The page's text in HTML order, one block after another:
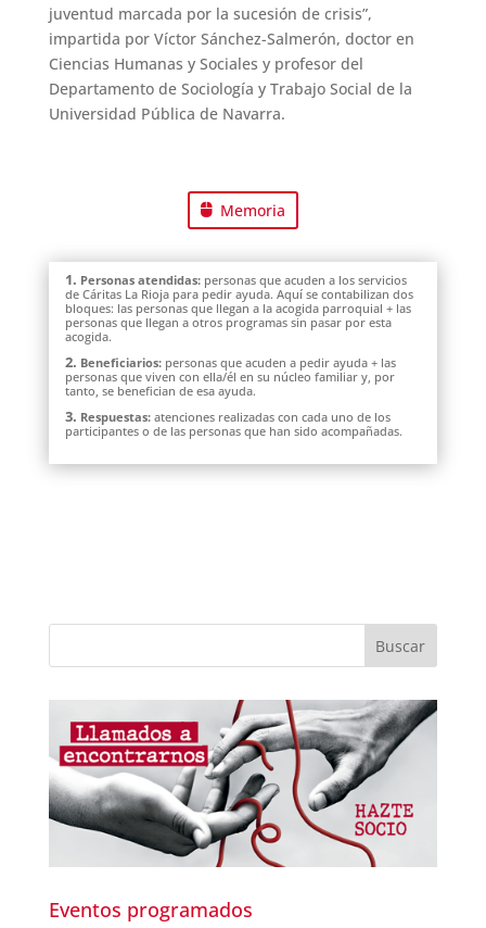
juventud marcada por la sucesión de crisis”,
impartida por Víctor Sánchez-Salmerón, doctor en
Ciencias Humanas y Sociales y profesor del
Departamento de Sociología y Trabajo Social de la
Universidad Pública de Navarra.
Memoria
1. Personas atendidas: personas que acuden a los servicios
de Cáritas La Rioja para pedir ayuda. Aquí se contabilizan dos
bloques: las personas que llegan a la acogida parroquial + las
personas que llegan a otros programas sin pasar por esta
acogida.
2. Beneficiarios: personas que acuden a pedir ayuda + las
personas que viven con ella/él en su núcleo familiar y, por
tanto, se benefician de esa ayuda.
3. Respuestas:atenciones realizadas con cada uno de los
participantes o de las personas que han sido acompañadas.
Eventos programados